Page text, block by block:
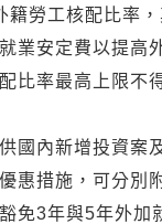
籍勞工核配比率
業安定費以提高
比率最高上限不
國內新增投資案
惠措施，可分別
免3年與5年外加